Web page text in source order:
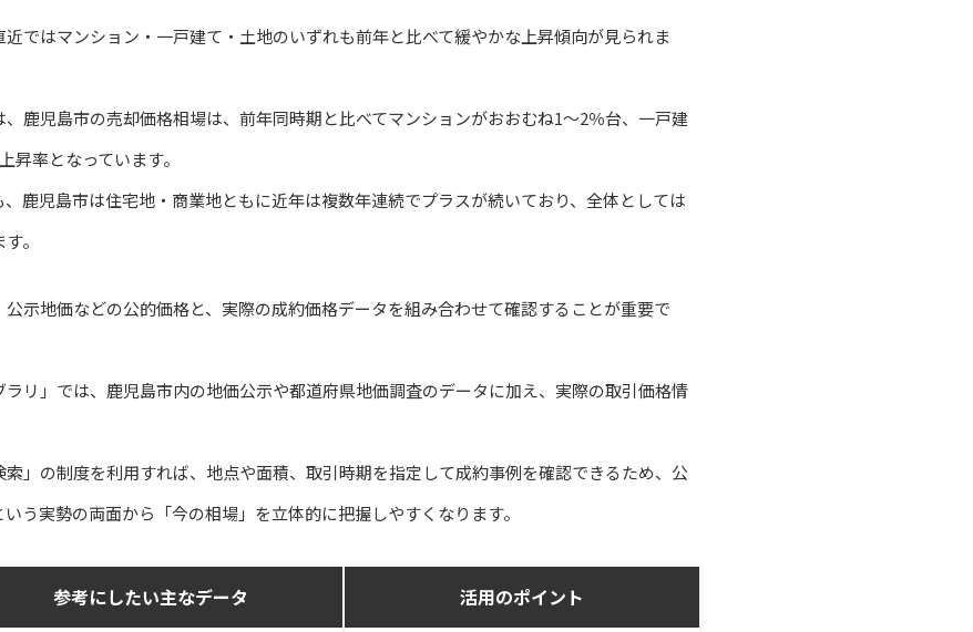
ではマンション・一戸建て・土地のいずれも前年と比べて緩やかな上昇傾向が見られま
鹿児島市の売却価格相場は、前年同時期と比べてマンションがおおむね1〜2％台、一戸建
昇率となっています。
鹿児島市は住宅地・商業地ともに近年は複数年連続でプラスが続いており、全体としては
。
示地価などの公的価格と、実際の成約価格データを組み合わせて確認することが重要で
リ」では、鹿児島市内の地価公示や都道府県地価調査のデータに加え、実際の取引価格情
」の制度を利用すれば、地点や面積、取引時期を指定して成約事例を確認できるため、公
う実勢の両面から「今の相場」を立体的に把握しやすくなります。
参考にしたい主なデータ 活用のポイント